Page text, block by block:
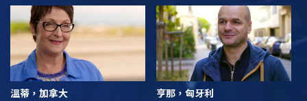
溫蒂，加拿大 亨那，匈牙利